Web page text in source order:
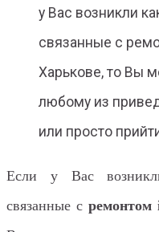
у Вас возникли
связанные с
Харькове, то Вы
любому из
или просто
Если у Вас
связанные сремонтом